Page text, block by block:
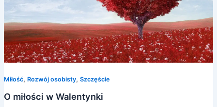
Miłość, Rozwój osobisty, Szczęście
O miłości w Walentynki